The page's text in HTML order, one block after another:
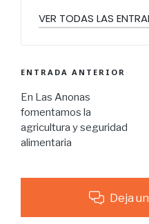
VER TODAS LAS
ENTRADA ANTERIOR
En Las Anonas
fomentamos la
agricultura y seguridad
alimentaria
Deja